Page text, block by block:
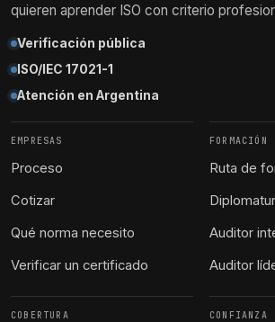
quieren aprender ISO con criterio
Verificación pública
ISO/IEC 17021-1
Atención en Argentina
EMPRESAS
Proceso
Cotizar
Qué norma necesito
Verificar un certificado
FORMACIÓN
Ruta de
Auditor
Auditor
COBERTURA CONFIANZA